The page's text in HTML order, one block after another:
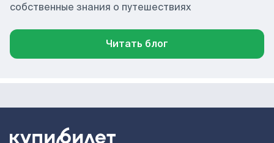
собственные знания о путешествиях
Читать блог